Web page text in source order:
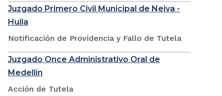
Juzgado Primero Civil Municipal de Neiva -
Huila
Notificación de Providencia y Fallo de Tutela
Juzgado Once Administrativo Oral de
Medellín
Acción de Tutela